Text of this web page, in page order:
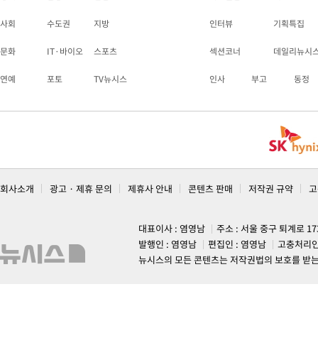
사회 수도권 지방
문화 IT·바이오 스포츠
연예 포토 TV뉴시스
인터뷰 기획특집
섹션코너 데일리뉴시
인사 부고 동정
회사소개 광고 · 제휴 문의 제휴사 안내 콘텐츠 판매 저작권 규약
대표이사 : 염영남
주소 : 서울 중구 퇴계로
발행인 : 염영남
편집인 : 염영남
고충처리
뉴시스의 모든 콘텐츠는 저작권법의 보호를